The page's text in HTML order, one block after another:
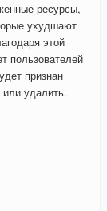
ресурсы,
ухудшают
этой
пользователей
признан
удалить.